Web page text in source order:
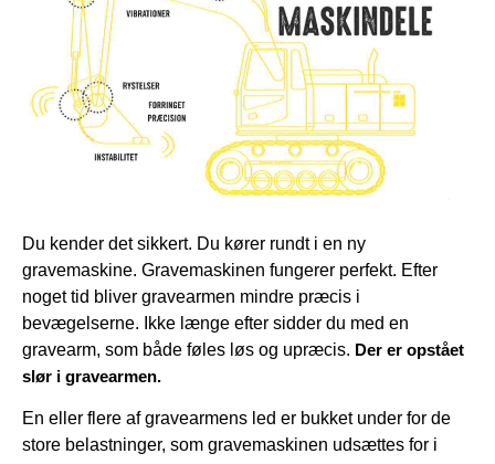
Du kender det sikkert. Du kører rundt i en ny
gravemaskine. Gravemaskinen fungerer perfekt. Efter
noget tid bliver gravearmen mindre præcis i
bevægelserne. Ikke længe efter sidder du med en
gravearm, som både føles løs og upræcis. Der er opstået
slør i gravearmen.
En eller flere af gravearmens led er bukket under for de
store belastninger, som gravemaskinen udsættes for i